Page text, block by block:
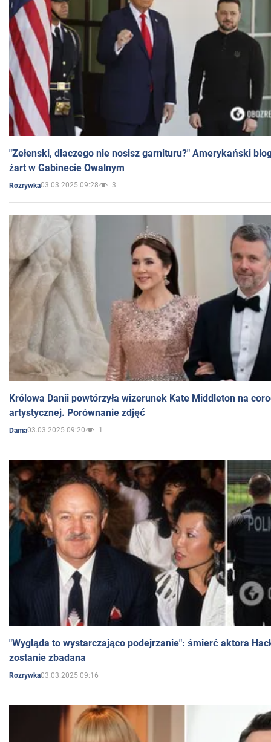
"Zełenski, dlaczego nie nosisz garnituru?" Amerykański
żart w Gabinecie Owalnym
Rozrywka03.03.2025 09:28 3
Królowa Danii powtórzyła wizerunek Kate Middleton na
artystycznej. Porównanie zdjęć
Dama03.03.2025 09:20 1
"Wygląda to wystarczająco podejrzanie": śmierć aktora
zostanie zbadana
Rozrywka03.03.2025 09:16